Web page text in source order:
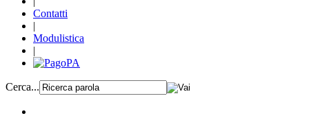
Contatti
|
Modulistica
|
Cerca...